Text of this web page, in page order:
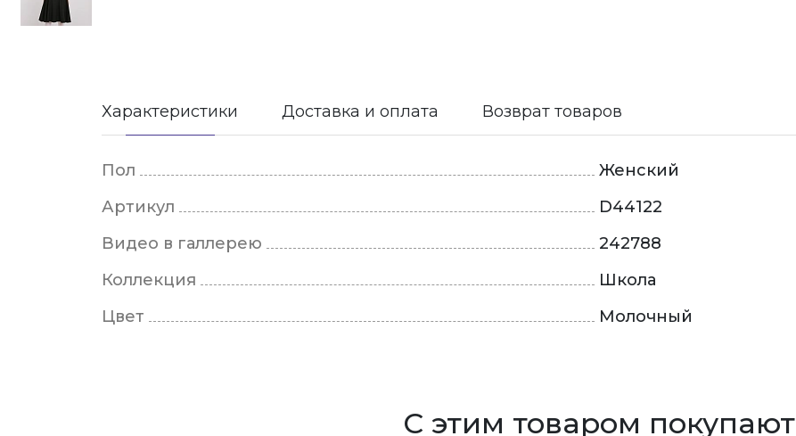
Характеристики Доставка и оплата Возврат товаров
Пол
Женский
Артикул
D44122
Видео в галлерею
242788
Коллекция
Школа
Цвет
Молочный
С этим товаром покупают